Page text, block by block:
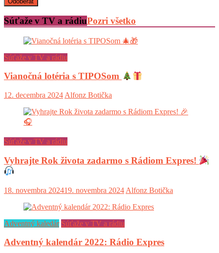
Súťaže v TV a rádiuPozri všetko
Súťaže v TV a rádiu
Vianočná lotéria s TIPOSom
12. decembra 2024 Alfonz Botička
Súťaže v TV a rádiu
Vyhrajte Rok života zadarmo s Rádiom Expres!
18. novembra 202419. novembra 2024 Alfonz Botička
Adventný kaledár Súťaže v TV a rádiu
Adventný kalendár 2022: Rádio Expres